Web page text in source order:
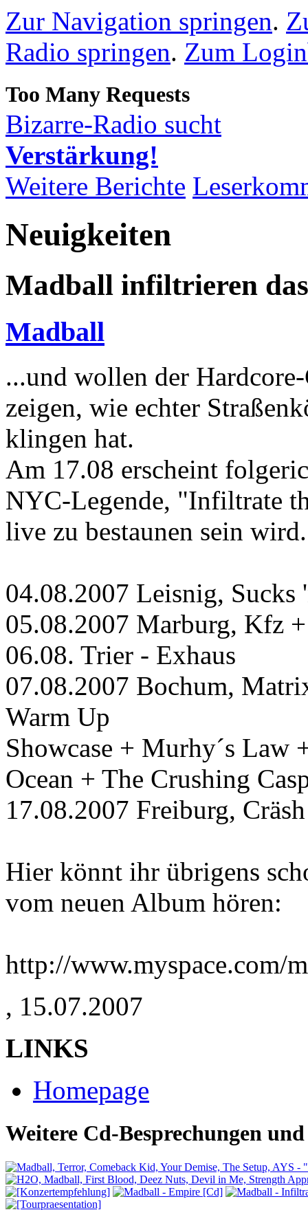
Zur Navigation springen.
Radio springen. Zum
Bizarre-Radio sucht
Verstärkung!
Weitere Berichte
Neuigkeiten
Madball infiltrieren
Madball
...und wollen der
zeigen, wie echter
klingen hat.
Am 17.08 erscheint
NYC-Legende, "Infiltrate
live zu bestaunen sein
04.08.2007 Leisnig, Sucks
05.08.2007 Marburg, Kfz
06.08. Trier - Exhaus
07.08.2007 Bochum,
Warm Up
Showcase + Murhy´s Law
Ocean + The Crushing
17.08.2007 Freiburg, Cräsh
Hier könnt ihr übrigens
vom neuen Album hören:
http://www.myspace.com/
, 15.07.2007
LINKS
Homepage
Weitere Cd-Besprechungen